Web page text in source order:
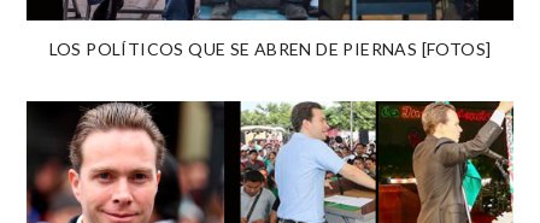
LOS POLÍTICOS QUE SE ABREN DE PIERNAS [FOTOS]